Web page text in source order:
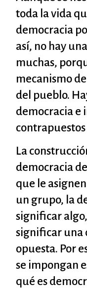
toda la vida
democracia
así, no hay
muchas,
mecanismo
del pueblo.
democracia e
La
democracia
que le
un grupo, la
significar
significar una
opuesta. Por
se impongan
qué es